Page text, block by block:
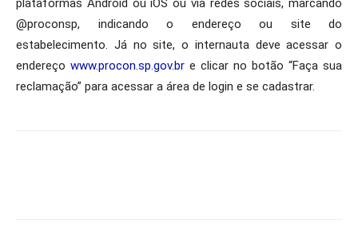
plataformas Android ou iOS ou via redes sociais, marcando
@proconsp, indicando o endereço ou site do
estabelecimento. Já no site, o internauta deve acessar o
endereço www.procon.sp.gov.br e clicar no botão “Faça sua
reclamação” para acessar a área de login e se cadastrar.